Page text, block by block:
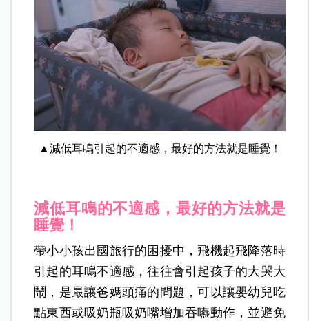
▲減低耳鳴引起的不適感，最好的方法就是睡覺！
減低耳鳴的不適感，最好的方法就是
睡覺！
帶小小孩出國旅行的困擾中，飛機起飛降落時
引起的耳鳴不適感，往往會引起孩子的大哭大
鬧，是最讓爸媽頭痛的問題，可以讓嬰幼兒吃
點東西或吸奶瓶吸奶嘴增加吞嚥動作，並避免